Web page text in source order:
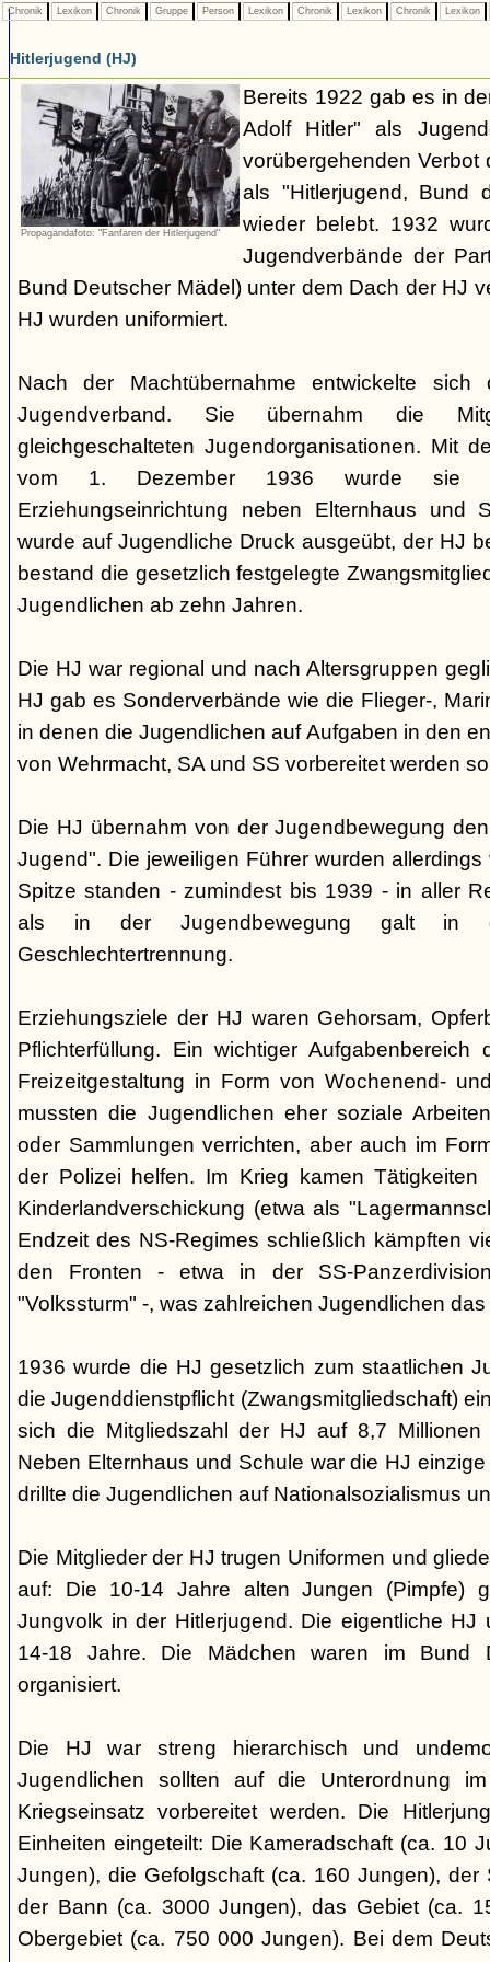
Chronik Lexikon Chronik Gruppe Person Lexikon Chronik Lexikon Chronik Lexikon
Hitlerjugend (HJ)
Propagandafoto: "Fanfaren der Hitlerjugend"
Bereits 1922 gab es in
Adolf Hitler" als
vorübergehenden Verbot
als "Hitlerjugend, Bund
wieder belebt. 1932
Jugendverbände der
Bund Deutscher Mädel) unter dem Dach der HJ
HJ wurden uniformiert.
Nach der Machtübernahme entwickelte
Jugendverband. Sie übernahm die
gleichgeschalteten Jugendorganisationen. Mit
vom 1. Dezember 1936 wurde sie
Erziehungseinrichtung neben Elternhaus und
wurde auf Jugendliche Druck ausgeübt, der HJ
bestand die gesetzlich festgelegte
Jugendlichen ab zehn Jahren.
Die HJ war regional und nach Altersgruppen
HJ gab es Sonderverbände wie die Flieger-,
in denen die Jugendlichen auf Aufgaben in den
von Wehrmacht, SA und SS vorbereitet werden
Die HJ übernahm von der Jugendbewegung
Jugend". Die jeweiligen Führer wurden
Spitze standen - zumindest bis 1939 - in aller
als in der Jugendbewegung galt in
Geschlechtertrennung.
Erziehungsziele der HJ waren Gehorsam,
Pflichterfüllung. Ein wichtiger
Freizeitgestaltung in Form von Wochenend-
mussten die Jugendlichen eher soziale
oder Sammlungen verrichten, aber auch im
der Polizei helfen. Im Krieg kamen
Kinderlandverschickung (etwa als
Endzeit des NS-Regimes schließlich kämpften
den Fronten - etwa in der SS-
"Volkssturm" -, was zahlreichen Jugendlichen
1936 wurde die HJ gesetzlich zum staatlichen
die Jugenddienstpflicht (Zwangsmitgliedschaft)
sich die Mitgliedszahl der HJ auf 8,7 Millionen
Neben Elternhaus und Schule war die HJ
drillte die Jugendlichen auf Nationalsozialismus
Die Mitglieder der HJ trugen Uniformen und
auf: Die 10-14 Jahre alten Jungen (Pimpfe)
Jungvolk in der Hitlerjugend. Die eigentliche HJ
14-18 Jahre. Die Mädchen waren im Bund
organisiert.
Die HJ war streng hierarchisch und
Jugendlichen sollten auf die Unterordnung
Kriegseinsatz vorbereitet werden. Die
Einheiten eingeteilt: Die Kameradschaft (ca. 10
Jungen), die Gefolgschaft (ca. 160 Jungen), der
der Bann (ca. 3000 Jungen), das Gebiet (ca.
Obergebiet (ca. 750 000 Jungen). Bei dem